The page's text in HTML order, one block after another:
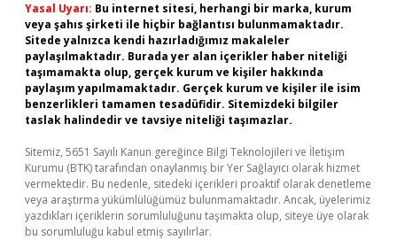
Yasal Uyarı: Bu internet sitesi, herhangi bir marka, kurum
veya şahıs şirketi ile hiçbir bağlantısı bulunmamaktadır.
Sitede yalnızca kendi hazırladığımız makaleler
paylaşılmaktadır. Burada yer alan içerikler haber niteliği
taşımamakta olup, gerçek kurum ve kişiler hakkında
paylaşım yapılmamaktadır. Gerçek kurum ve kişiler ile isim
benzerlikleri tamamen tesadüfidir. Sitemizdeki bilgiler
taslak halindedir ve tavsiye niteliği taşımazlar.
Sitemiz, 5651 Sayılı Kanun gereğince Bilgi Teknolojileri ve İletişim
Kurumu (BTK) tarafından onaylanmış bir Yer Sağlayıcı olarak hizmet
vermektedir. Bu nedenle, sitedeki içerikleri proaktif olarak denetleme
veya araştırma yükümlülüğümüz bulunmamaktadır. Ancak, üyelerimiz
yazdıkları içeriklerin sorumluluğunu taşımakta olup, siteye üye olarak
bu sorumluluğu kabul etmiş sayılırlar.